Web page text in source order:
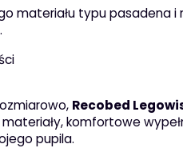
materiału typu pasadena i
Recobed
komfortowe
pupila.